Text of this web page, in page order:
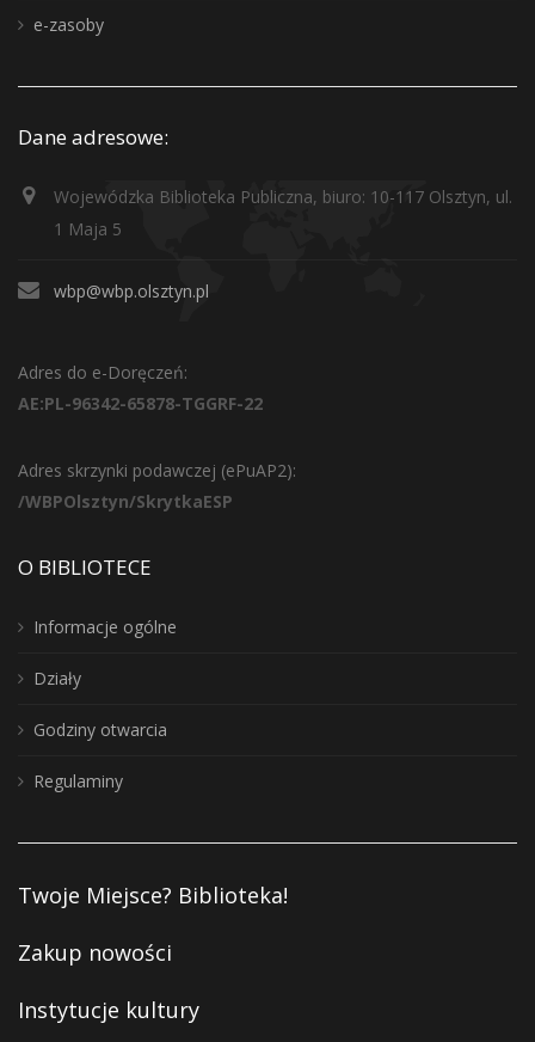
e-zasoby
Dane adresowe:
Wojewódzka Biblioteka Publiczna, biuro: 10-117 Olsztyn, ul.
1 Maja 5
wbp@wbp.olsztyn.pl
Adres do e-Doręczeń:
AE:PL-96342-65878-TGGRF-22
Adres skrzynki podawczej (ePuAP2):
/WBPOlsztyn/SkrytkaESP
O BIBLIOTECE
Informacje ogólne
Działy
Godziny otwarcia
Regulaminy
Twoje Miejsce? Biblioteka!
Zakup nowości
Instytucje kultury